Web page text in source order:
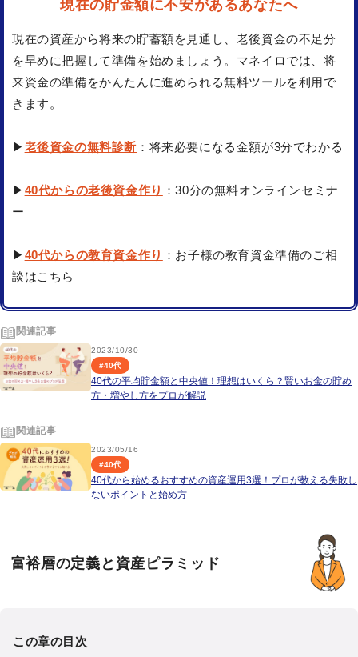
現在の貯金額に不安があるあなたへ
現在の資産から将来の貯蓄額を見通し、老後資金の不足分
を早めに把握して準備を始めましょう。マネイロでは、将
来資金の準備をかんたんに進められる無料ツールを利用で
きます。
▶ 老後資金の無料診断 ：将来必要になる金額が3分でわかる
▶ 40代からの老後資金作り ：30分の無料オンラインセミナ
ー
▶ 40代からの教育資金作り ：お子様の教育資金準備のご相
談はこちら
関連記事
2023/10/30
#40代
40代の平均貯金額と中央値！理想はいくら？賢いお金の貯め
方・増やし方をプロが解説
関連記事
2023/05/16
#40代
40代から始めるおすすめの資産運用3選！プロが教える失敗し
ないポイントと始め方
富裕層の定義と資産ピラミッド
この章の目次